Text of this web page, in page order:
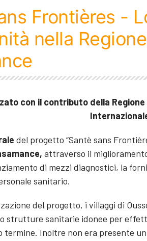
Frontières -
nella
con il contributo della Regione
del progetto “Santè sans
attraverso il
di mezzi diagnostici, la
sanitario.
del progetto, i villaggi di
strutture sanitarie idonee per
termine. Inoltre non era presente